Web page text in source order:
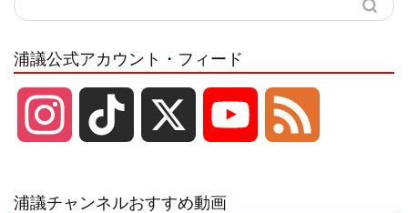
浦議公式アカウント・フィード
浦議チャンネルおすすめ動画